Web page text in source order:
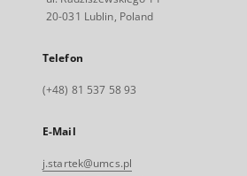
20-031 Lublin, Poland
Telefon
(+48) 81 537 58 93
E-Mail
j.startek@umcs.pl